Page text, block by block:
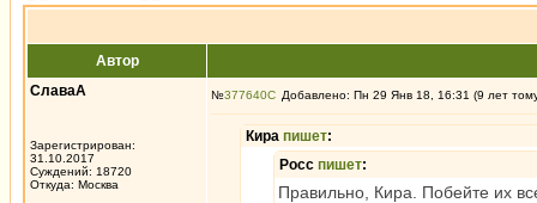
Автор
СлаваА
Зарегистрирован:
31.10.2017
Суждений: 18720
Откуда: Москва
№377640 Добавлено: Пн 29 Янв 18, 16:31 (9 лет
Кира пишет:
Росс пишет:
Правильно, Кира. Побейте их